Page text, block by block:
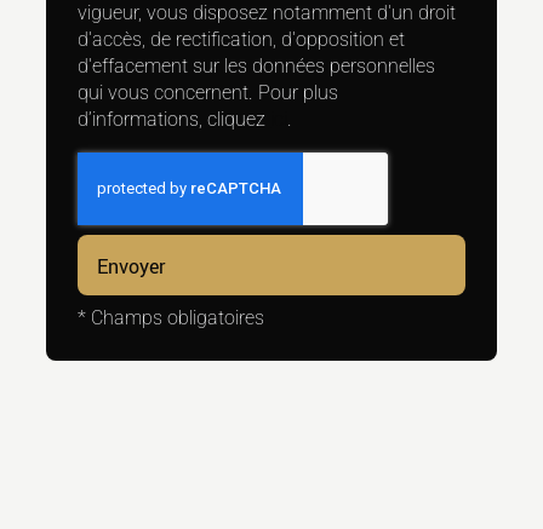
vigueur, vous disposez notamment d'un droit
d'accès, de rectification, d'opposition et
d'effacement sur les données personnelles
qui vous concernent. Pour plus
d’informations, cliquez
.
* Champs obligatoires